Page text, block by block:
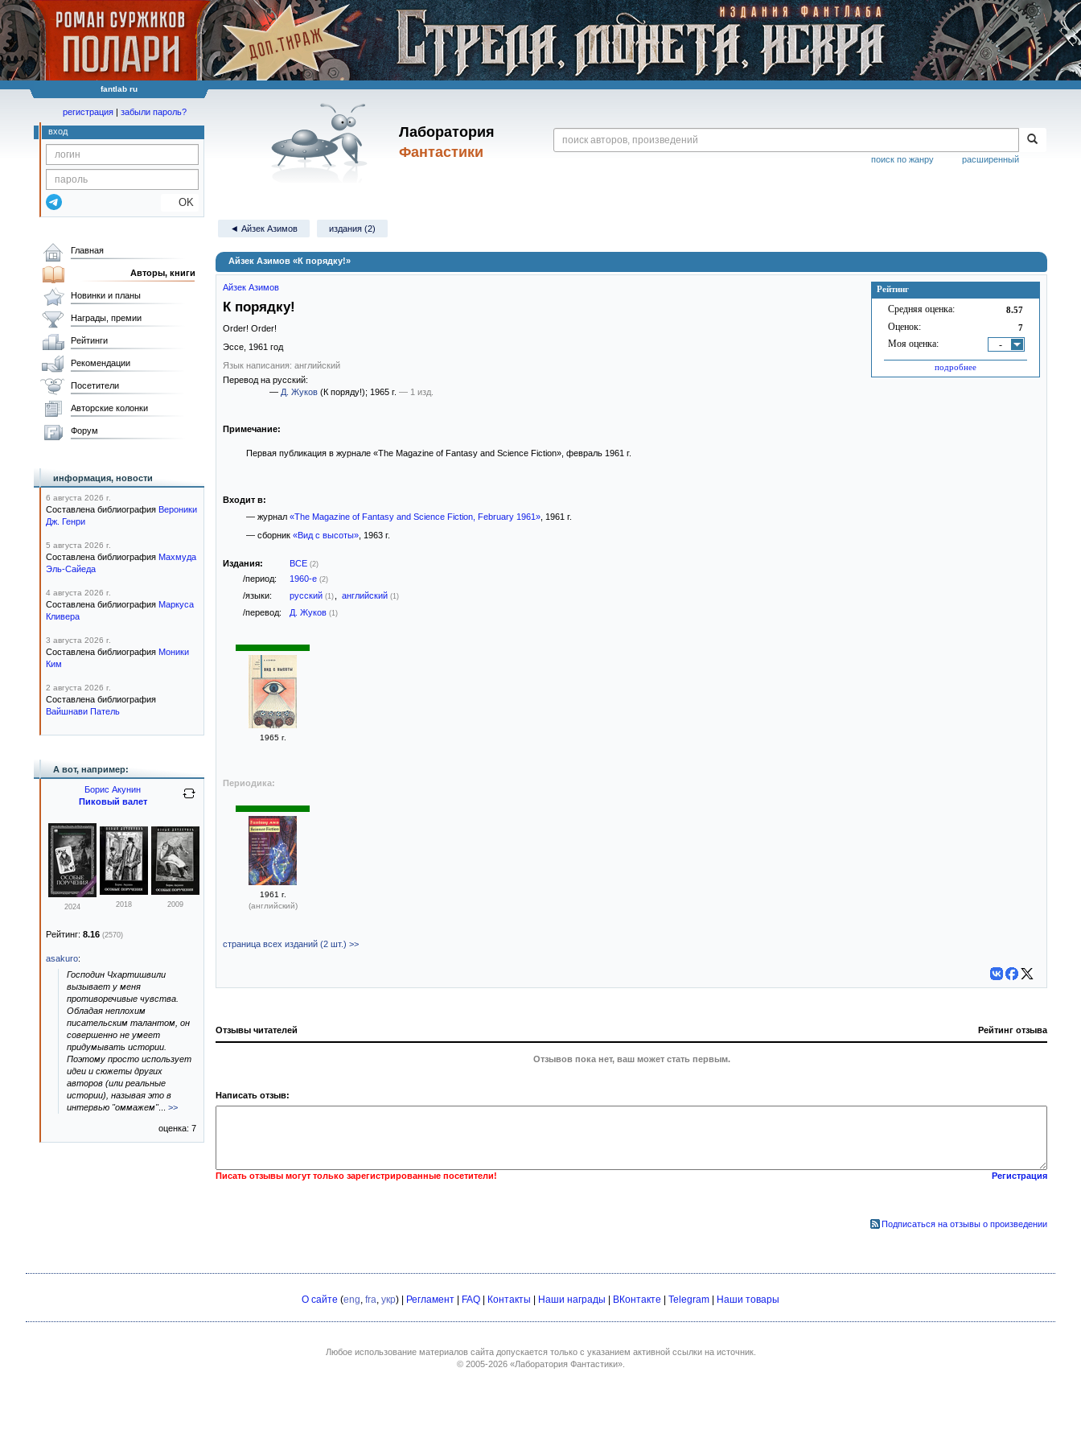
fantlab ru
Лаборатория
Фантастики
расширенный
поиск по жанру
регистрация | забыли пароль?
вход
OK
◄ Айзек Азимов издания (2)
Айзек Азимов «К порядку!»
Рейтинг
Средняя оценка: 8.57
Оценок: 7
Моя оценка: -
подробнее
Айзек Азимов
К порядку!
Order! Order!
Эссе, 1961 год
Язык написания: английский
Перевод на русский:
— Д. Жуков (К поряду!); 1965 г. — 1 изд.
Примечание:
Первая публикация в журнале «The Magazine of Fantasy and Science Fiction», февраль 1961 г.
Входит в:
— журнал «The Magazine of Fantasy and Science Fiction, February 1961», 1961 г.
— сборник «Вид с высоты», 1963 г.
Издания: ВСЕ (2)
/период: 1960-е (2)
/языки: русский (1) английский (1)
/перевод: Д. Жуков (1)
1965 г.
Периодика:
1961 г.
(английский)
страница всех изданий (2 шт.) >>
Отзывы читателей Рейтинг отзыва
Отзывов пока нет, ваш может стать первым.
Написать отзыв:
Писать отзывы могут только зарегистрированные посетители! Регистрация
Подписаться на отзывы о произведении
Главная
Авторы, книги
Новинки и планы
Награды, премии
Рейтинги
Рекомендации
Посетители
Авторские колонки
Форум
информация, новости
6 августа 2026 г.
Составлена библиография Вероники
Дж. Генри
5 августа 2026 г.
Составлена библиография Махмуда
Эль-Сайеда
4 августа 2026 г.
Составлена библиография Маркуса
Кливера
3 августа 2026 г.
Составлена библиография Моники
Ким
2 августа 2026 г.
Составлена библиография
Вайшнави Патель
А вот, например:
Борис Акунин
Пиковый валет
2024 2018 2009
Рейтинг: 8.16 (2570)
asakuro:
Господин Чхартишвили
вызывает у меня
противоречивые чувства.
Обладая неплохим
писательским талантом, он
совершенно не умеет
придумывать истории.
Поэтому просто использует
идеи и сюжеты других
авторов (или реальные
истории), называя это в
интервью "оммажем"... >>
оценка: 7
О сайте (eng, fra, укр) | Регламент FAQ Контакты Наши награды ВКонтакте Telegram Наши товары
Любое использование материалов сайта допускается только с указанием активной ссылки на источник.
© 2005-2026 «Лаборатория Фантастики».